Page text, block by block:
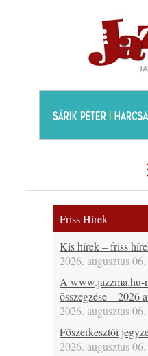
Friss Hírek
Kis hírek – friss
2026. augusztus 06.
A www.jazzma.hu-
összegzése – 2026
2026. augusztus 06.
Főszerkesztői
2026. augusztus 06.